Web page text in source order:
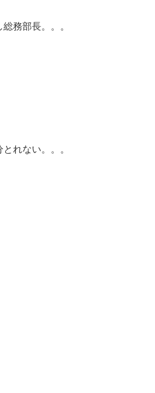
務部長。。。
れない。。。